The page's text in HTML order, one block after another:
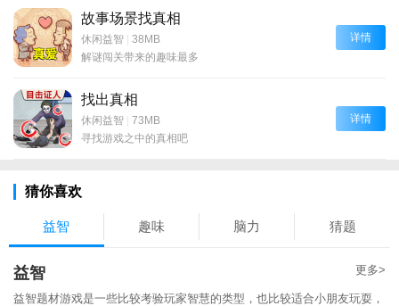
故事场景找真相
休闲益智 | 38MB
解谜闯关带来的趣味最多
详情
找出真相
休闲益智 | 73MB
寻找游戏之中的真相吧
详情
猜你喜欢
益智 趣味 脑力 猜题
益智 更多>
益智题材游戏是一些比较考验玩家智慧的类型，也比较适合小朋友玩耍，